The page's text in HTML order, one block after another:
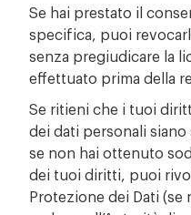
Se hai prestato il
specifica, puoi
senza pregiudicare la
effettuato prima della
Se ritieni che i tuoi
dei dati personali
se non hai ottenuto
dei tuoi diritti, puoi
Protezione dei Dati